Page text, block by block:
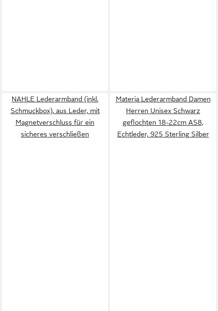
NAHLE Lederarmband (inkl.
Schmuckbox), aus Leder, mit
Magnetverschluss für ein
sicheres verschließen
Materia Lederarmband Damen
Herren Unisex Schwarz
geflochten 18-22cm A58,
Echtleder, 925 Sterling Silber